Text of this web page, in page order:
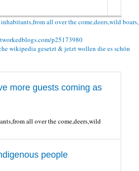
all over the come,deers,wild boars,
p25173980
wikipedia gesetzt & jetzt wollen die es schön
more guests coming as
all over the come,deers,wild
people